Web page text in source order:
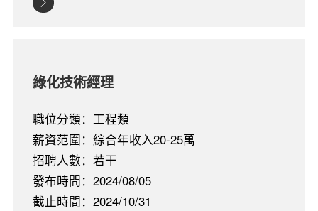
綠化技術經理
職位分類：工程類
薪資范圍：綜合年收入20-25萬
招聘人數：若干
發布時間：2024/08/05
截止時間：2024/10/31